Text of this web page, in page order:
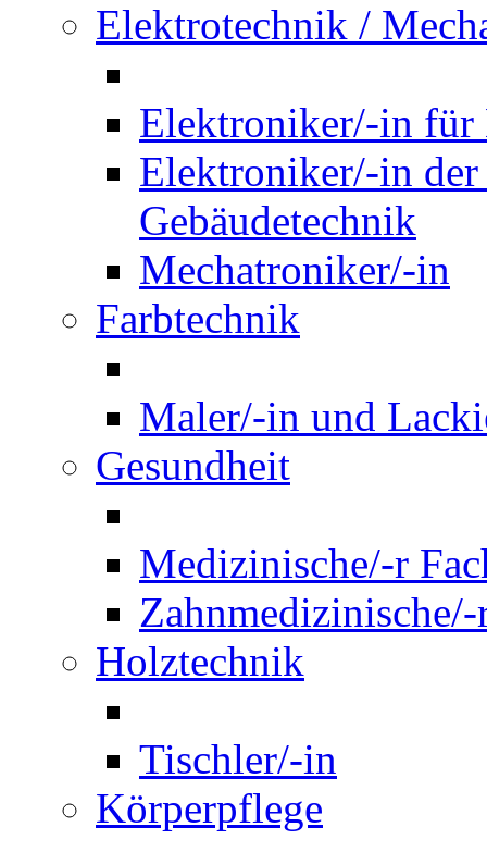
Elektrotechnik /
Elektroniker/-in für
Elektroniker/-in
Gebäudetechnik
Mechatroniker/-in
Farbtechnik
Maler/-in und
Gesundheit
Medizinische/-r
Holztechnik
Tischler/-in
Körperpflege